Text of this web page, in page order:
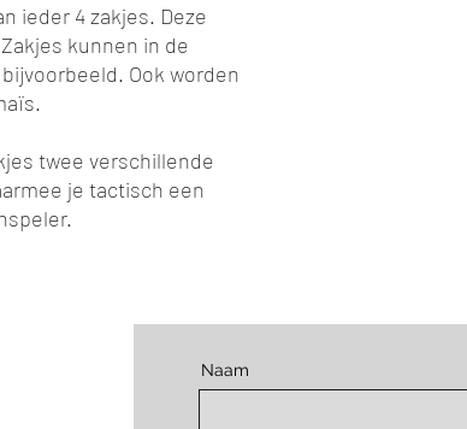
ieder 4 zakjes. Deze
kunnen in de
Ook worden
twee verschillende
je tactisch een
Naam